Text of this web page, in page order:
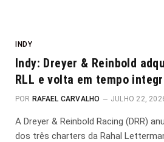
INDY
Indy: Dreyer & Reinbold
RLL e volta em tempo
POR RAFAEL CARVALHO JULHO 22,
A Dreyer & Reinbold Racing (DRR)
dos três charters da Rahal